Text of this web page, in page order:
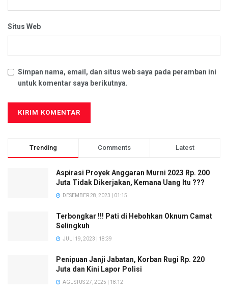
Situs Web
Simpan nama, email, dan situs web saya pada peramban ini
untuk komentar saya berikutnya.
Trending Comments Latest
Aspirasi Proyek Anggaran Murni 2023 Rp. 200
Juta Tidak Dikerjakan, Kemana Uang Itu ???
DESEMBER 28, 2023 | 01:15
Terbongkar !!! Pati di Hebohkan Oknum Camat
Selingkuh
JULI 19, 2023 | 18:39
Penipuan Janji Jabatan, Korban Rugi Rp. 220
Juta dan Kini Lapor Polisi
AGUSTUS 27, 2025 | 18:12